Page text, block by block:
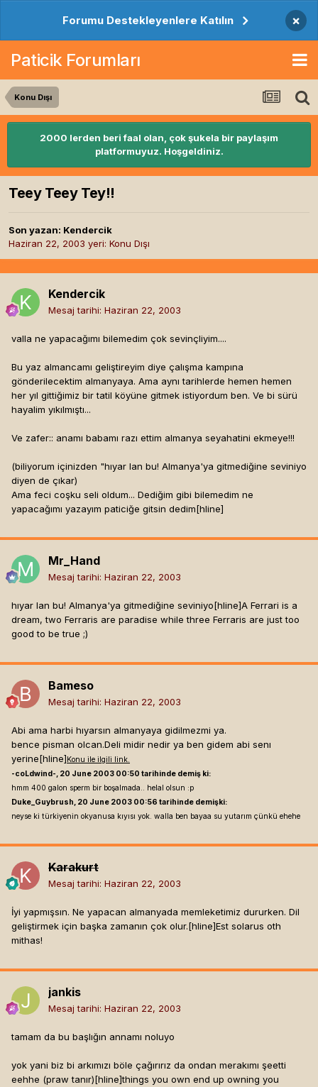
Forumu Destekleyenlere Katılın ×
Paticik Forumları
Konu Dışı
2000 lerden beri faal olan, çok şukela bir paylaşım
platformuyuz. Hoşgeldiniz.
Teey Teey Tey!!
Son yazan: Kendercik
Haziran 22, 2003 yeri: Konu Dışı
Kendercik
Mesaj tarihi: Haziran 22, 2003
valla ne yapacağımı bilemedim çok sevinçliyim....
Bu yaz almancamı geliştireyim diye çalışma kampına
gönderilecektim almanyaya. Ama aynı tarihlerde hemen hemen
her yıl gittiğimiz bir tatil köyüne gitmek istiyordum ben. Ve bi sürü
hayalim yıkılmıştı...
Ve zafer:: anamı babamı razı ettim almanya seyahatini ekmeye!!!
(biliyorum içinizden "hıyar lan bu! Almanya'ya gitmediğine seviniyo
diyen de çıkar)
Ama feci coşku seli oldum... Dediğim gibi bilemedim ne
yapacağımı yazayım paticiğe gitsin dedim[hline]
Mr_Hand
Mesaj tarihi: Haziran 22, 2003
hıyar lan bu! Almanya'ya gitmediğine seviniyo[hline]A Ferrari is a
dream, two Ferraris are paradise while three Ferraris are just too
good to be true ;)
Bameso
Mesaj tarihi: Haziran 22, 2003
Abi ama harbi hıyarsın almanyaya gidilmezmi ya.
bence pisman olcan.Deli midir nedir ya ben gidem abi senı
yerine[hline] Konu ile ilgili link.
-coLdwind-, 20 June 2003 00:50 tarihinde demiş ki:
hmm 400 galon sperm bir boşalmada.. helal olsun :p
Duke_Guybrush, 20 June 2003 00:56 tarihinde demişki:
neyse ki türkiyenin okyanusa kıyısı yok. walla ben bayaa su yutarım çünkü ehehe
Karakurt
Mesaj tarihi: Haziran 22, 2003
İyi yapmışsın. Ne yapacan almanyada memleketimiz dururken. Dil
geliştirmek için başka zamanın çok olur.[hline]Est solarus oth
mithas!
jankis
Mesaj tarihi: Haziran 22, 2003
tamam da bu başlığın annamı noluyo
yok yani biz bi arkımızı böle çağırırız da ondan merakımı şeetti
eehhe (praw tanır)[hline]things you own end up owning you